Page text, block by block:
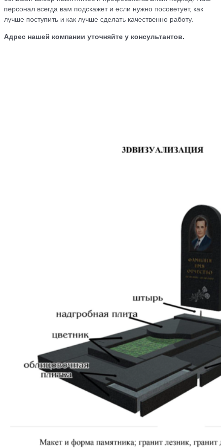
персонал всегда вам подскажет и если нужно посоветует, как
лучше поступить и как лучше сделать качественно работу.
Адрес нашей компании уточняйте у консультантов.